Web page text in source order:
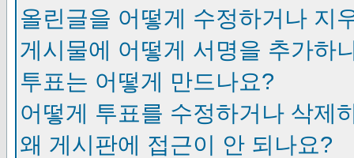
올린글을 어떻게 수정하거나 지
게시물에 어떻게 서명을 추가하
투표는 어떻게 만드나요?
어떻게 투표를 수정하거나 삭제
왜 게시판에 접근이 안 되나요?